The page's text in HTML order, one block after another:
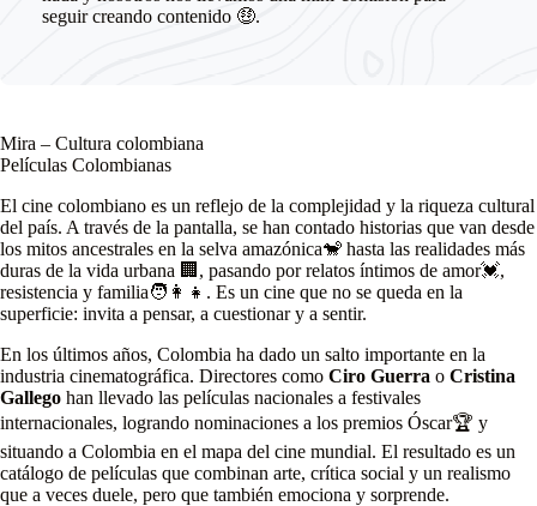
seguir creando contenido 🤑.
Mira – Cultura colombiana
Películas Colombianas
El cine colombiano es un reflejo de la complejidad y la riqueza cultural
del país. A través de la pantalla, se han contado historias que van desde
los mitos ancestrales en la selva amazónica🐒 hasta las realidades más
duras de la vida urbana 🏢, pasando por relatos íntimos de amor💓,
resistencia y familia🧑‍👩‍👧. Es un cine que no se queda en la
superficie: invita a pensar, a cuestionar y a sentir.
En los últimos años, Colombia ha dado un salto importante en la
industria cinematográfica. Directores como Ciro Guerra o Cristina
Gallego han llevado las películas nacionales a festivales
internacionales, logrando nominaciones a los premios Óscar🏆 y
situando a Colombia en el mapa del cine mundial. El resultado es un
catálogo de películas que combinan arte, crítica social y un realismo
que a veces duele, pero que también emociona y sorprende.